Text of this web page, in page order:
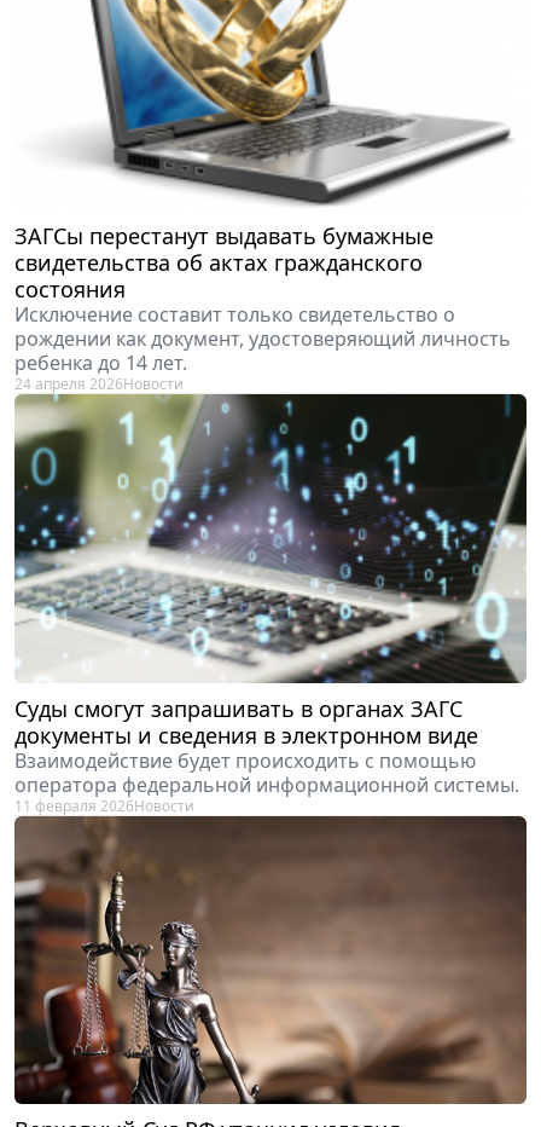
ЗАГСы перестанут выдавать бумажные
свидетельства об актах гражданского
состояния
Исключение составит только свидетельство о
рождении как документ, удостоверяющий личность
ребенка до 14 лет.
24 апреля 2026Новости
Суды смогут запрашивать в органах ЗАГС
документы и сведения в электронном виде
Взаимодействие будет происходить с помощью
оператора федеральной информационной системы.
11 февраля 2026Новости